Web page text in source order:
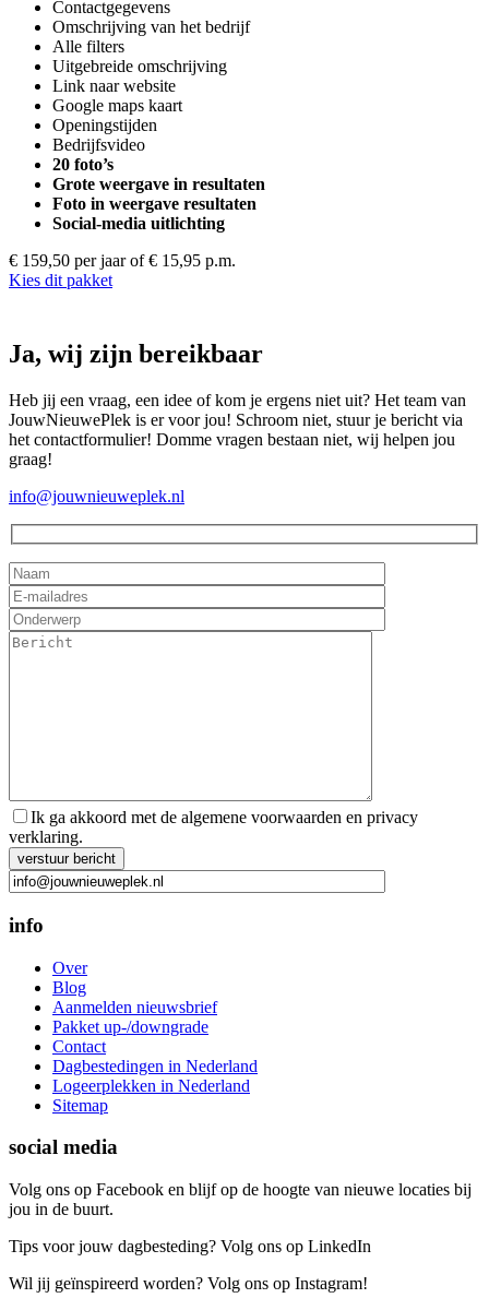
Contactgegevens
Omschrijving van het bedrijf
Alle filters
Uitgebreide omschrijving
Link naar website
Google maps kaart
Openingstijden
Bedrijfsvideo
20 foto’s
Grote weergave in resultaten
Foto in weergave resultaten
Social-media uitlichting
€ 159,50 per jaar of € 15,95 p.m.
Kies dit pakket
Ja, wij zijn bereikbaar
Heb jij een vraag, een idee of kom je ergens niet uit? Het team van
JouwNieuwePlek is er voor jou! Schroom niet, stuur je bericht via
het contactformulier! Domme vragen bestaan niet, wij helpen jou
graag!
info@jouwnieuweplek.nl
Ik ga akkoord met de algemene voorwaarden en privacy
verklaring.
Gelieve dit veld leeg te laten.
info
Over
Blog
Aanmelden nieuwsbrief
Pakket up-/downgrade
Contact
Dagbestedingen in Nederland
Logeerplekken in Nederland
Sitemap
social media
Volg ons op Facebook en blijf op de hoogte van nieuwe locaties bij
jou in de buurt.
Tips voor jouw dagbesteding? Volg ons op LinkedIn
Wil jij geïnspireerd worden? Volg ons op Instagram!